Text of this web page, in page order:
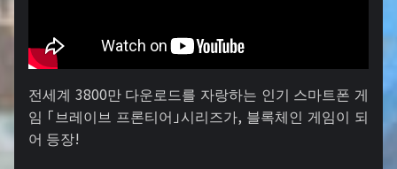
전세계 3800만 다운로드를 자랑하는 인기 스마트폰 게
임 「브레이브 프론티어」시리즈가, 블록체인 게임이 되
어 등장!